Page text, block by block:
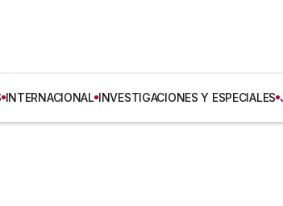
INTERNACIONAL INVESTIGACIONES Y ESPECIALES